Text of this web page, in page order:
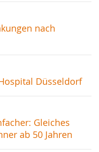
nach
Düsseldorf
Gleiches
ab 50 Jahren